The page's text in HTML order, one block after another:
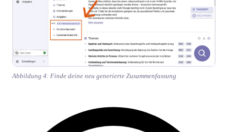
Abbildung 4: Finde deine neu generierte Zusammenfassung